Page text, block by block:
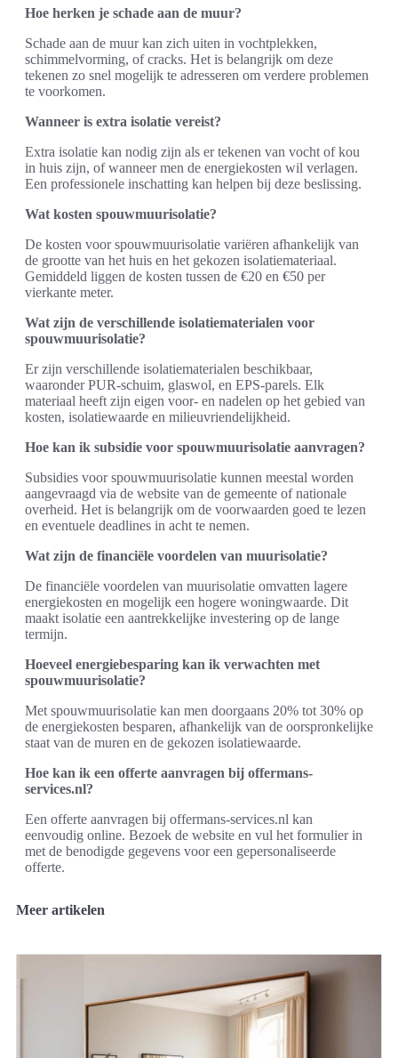
Hoe herken je schade aan de muur?
Schade aan de muur kan zich uiten in vochtplekken,
schimmelvorming, of cracks. Het is belangrijk om deze
tekenen zo snel mogelijk te adresseren om verdere problemen
te voorkomen.
Wanneer is extra isolatie vereist?
Extra isolatie kan nodig zijn als er tekenen van vocht of kou
in huis zijn, of wanneer men de energiekosten wil verlagen.
Een professionele inschatting kan helpen bij deze beslissing.
Wat kosten spouwmuurisolatie?
De kosten voor spouwmuurisolatie variëren afhankelijk van
de grootte van het huis en het gekozen isolatiemateriaal.
Gemiddeld liggen de kosten tussen de €20 en €50 per
vierkante meter.
Wat zijn de verschillende isolatiematerialen voor
spouwmuurisolatie?
Er zijn verschillende isolatiematerialen beschikbaar,
waaronder PUR-schuim, glaswol, en EPS-parels. Elk
materiaal heeft zijn eigen voor- en nadelen op het gebied van
kosten, isolatiewaarde en milieuvriendelijkheid.
Hoe kan ik subsidie voor spouwmuurisolatie aanvragen?
Subsidies voor spouwmuurisolatie kunnen meestal worden
aangevraagd via de website van de gemeente of nationale
overheid. Het is belangrijk om de voorwaarden goed te lezen
en eventuele deadlines in acht te nemen.
Wat zijn de financiële voordelen van muurisolatie?
De financiële voordelen van muurisolatie omvatten lagere
energiekosten en mogelijk een hogere woningwaarde. Dit
maakt isolatie een aantrekkelijke investering op de lange
termijn.
Hoeveel energiebesparing kan ik verwachten met
spouwmuurisolatie?
Met spouwmuurisolatie kan men doorgaans 20% tot 30% op
de energiekosten besparen, afhankelijk van de oorspronkelijke
staat van de muren en de gekozen isolatiewaarde.
Hoe kan ik een offerte aanvragen bij offermans-
services.nl?
Een offerte aanvragen bij offermans-services.nl kan
eenvoudig online. Bezoek de website en vul het formulier in
met de benodigde gegevens voor een gepersonaliseerde
offerte.
Meer artikelen